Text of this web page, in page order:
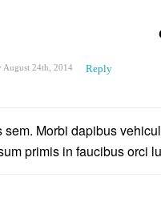
August 24th, 2014 Reply
sem. Morbi dapibus
primis in faucibus orci